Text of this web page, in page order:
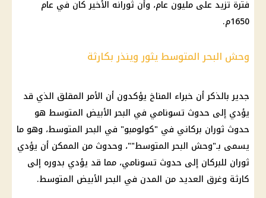
فترة تزيد على مليون عام، وأن ثورانه الأخير كان في عام
1650م.
وحش البحر المتوسط يثور وينذر بكارثة
جدير بالذكر أن خبراء المناخ يؤكدون أن الأمر المقلق الذي قد
يؤدي إلى حدوث تسونامي في البحر الأبيض المتوسط ​​هو
حدوث ثوران بركاني في "كولومبو" في البحر المتوسط، وهو ما
يسمى بـ"وحش البحر المتوسط""، وحدوث من الممكن أن يؤدي
ثوران للبركان إلى حدوث تسونامي، مما قد يؤدي بدوره إلى
كارثة وغرق العديد من المدن في البحر الأبيض المتوسط.